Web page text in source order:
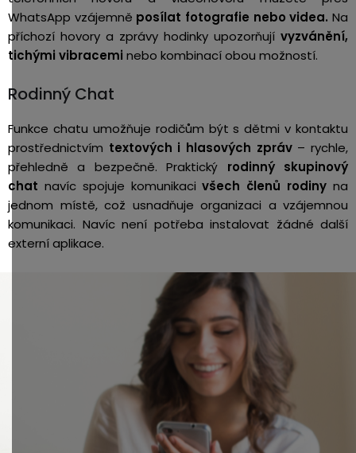
WhatsApp vzájemně posílat fotografie nebo videa. Na
příchozí hovory a zprávy hodinky upozorňují vyzvánění,
tichými vibracemi nebo kombinací obou možností.
Rodinný Chat
Funkce chatu umožňuje rodičům být s dětmi v kontaktu
prostřednictvím textových i hlasových zpráv– rychle,
přehledně a bezpečně. Praktický rodinný skupinový
chat navíc spojuje komunikaci všech členů rodiny na
jednom místě, což usnadňuje organizaci a vzájemnou
komunikaci. Navícnení potřeba instalovat žádné další
externí aplikace.